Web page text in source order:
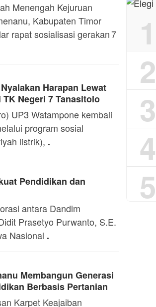
Menengah Kejuruan
Kabupaten Timor
rapat sosialisasi gerakan 7
Harapan Lewat
Negeri 7 Tanasitolo
UP3 Watampone kembali
program sosial
listrik), .
Pendidikan dan
antara Dandim
Prasetyo Purwanto, S.E.
Nasional .
Membangun Generasi
Berbasis Pertanian
Karpet Keajaiban
1
2
3
4
5